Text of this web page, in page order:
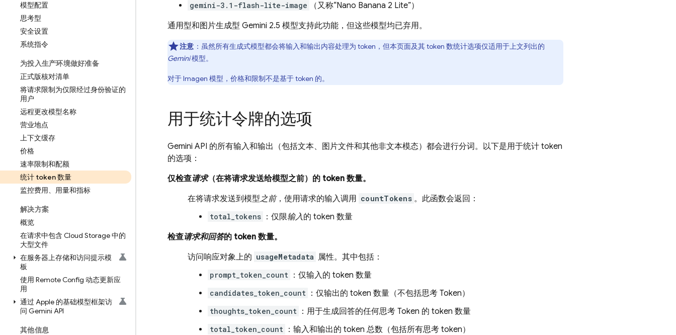
模型配置
思考型
安全设置
系统指令
为投入生产环境做好准备
正式版核对清单
将请求限制为仅限经过身份验证的
用户
远程更改模型名称
营业地点
上下文缓存
价格
速率限制和配额
统计 token 数量
监控费用、用量和指标
解决方案
概览
在请求中包含 Cloud Storage 中的
大型文件
在服务器上存储和访问提示模
板
使用 Remote Config 动态更新应
用
通过 Apple 的基础模型框架访
问 Gemini API
其他信息
gemini-3.1-flash-lite-image
（又称“Nano Banana 2 Lite”）
通用型和图片生成型 Gemini 2.5 模型支持此功能，但这些模型均已弃用。
注意 ：虽然所有生成式模型都会将输入和输出内容处理为 token，但本页面及其 token 数统计选项仅适用于上文列出的
Gemini模型。
对于Imagen 模型，价格和限制不是基于 token 的。
用于统计令牌的选项
Gemini API 的所有输入和输出（包括文本、图片文件和其他非文本模态）都会进行分词。以下是用于统计 token
的选项：
仅检查请求（在将请求发送给模型之前）的 token 数量。
在将请求发送到模型之前，使用请求的输入调用 countTokens 。此函数会返回：
total_tokens ：仅限输入的 token 数量
检查请求和回答的 token 数量。
访问响应对象上的 usageMetadata 属性。其中包括：
prompt_token_count ：仅输入的 token 数量
candidates_token_count ：仅输出的 token 数量（不包括思考 Token）
thoughts_token_count ：用于生成回答的任何思考 Token 的 token 数量
total_token_count ：输入和输出的 token 总数（包括所有思考 token）